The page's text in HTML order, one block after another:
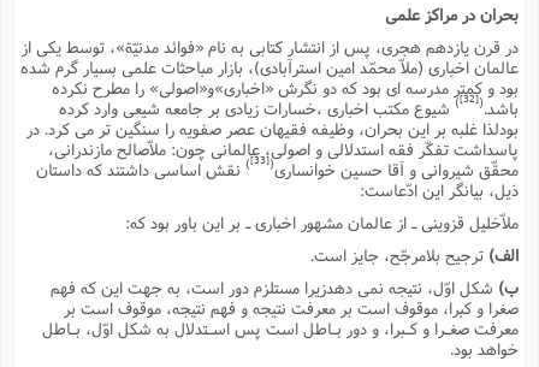
بحران در مراکز علمى
در قرن یازدهم هجرى، پس از انتشار کتابى به نام «فوائد مدنیّة»، توسط یکى از
عالمان اخبارى (ملاّ محمّد امین استرآبادى)، بازار مباحثات علمى بسیار گرم شده
بود و کمتر مدرسه اى بود که دو نگرش «اخبارى»و«اصولى» را مطرح نکرده
باشد.(
[32]
)شیوع مکتب اخبارى ،خسارات زیادى بر جامعه شیعى وارد کرده
بودلذا غلبه بر این بحران، وظیفه فقیهان عصر صفویه را سنگین تر مى کرد. در
پاسداشت تفکّر فقه استدلالى و اصولى، عالمانى چون: ملاّصالح مازندرانى،
محقّق شیروانى و آقا حسین خوانسارى(
[33]
)نقش اساسى داشتند که داستان
ذیل، بیانگر این ادّعاست:
ملاّخلیل قزوینى ـ از عالمان مشهور اخبارى ـ بر این باور بود که:
الف)ترجیح بلامرجّح، جایز است.
ب)شکل اوّل، نتیجه نمى دهدزیرا مستلزم دور است، به جهت این که فهم
صغرا و کبرا، موقوف است بر معرفت نتیجه و فهم نتیجه، موقوف است بر
معرفت صغـرا و کـبرا، و دور بـاطل است پس اسـتدلال به شکل اوّل، بـاطل
خواهد بود.